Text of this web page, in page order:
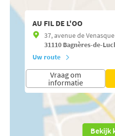
AU FIL DE L'OO
37, avenue de Venasque
31110 Bagnères-de-
Uw route
Vraag om
informatie
Bekijk